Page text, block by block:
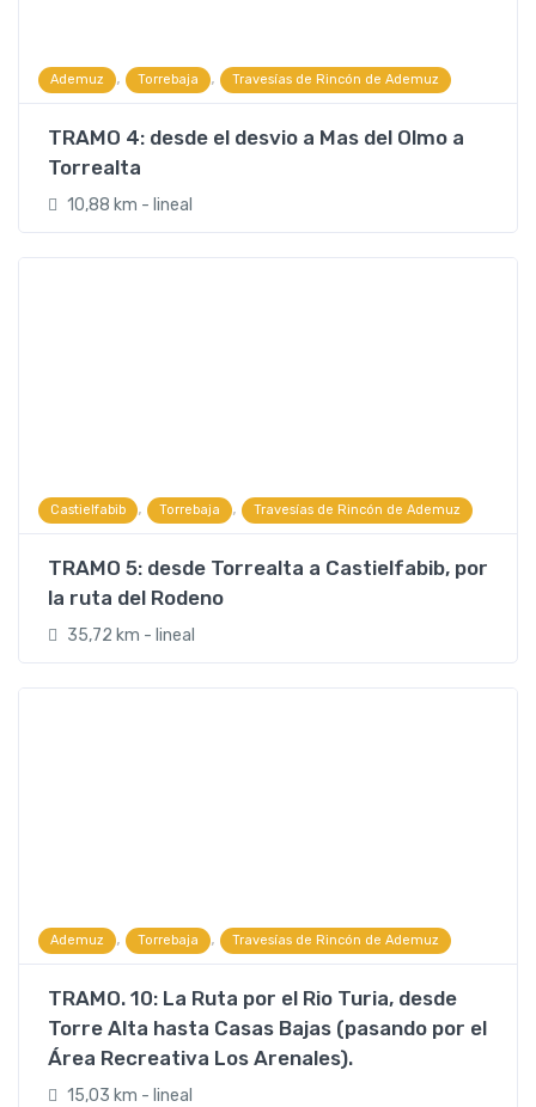
Ademuz , Torrebaja , Travesías de Rincón de Ademuz
TRAMO 4: desde el desvio a Mas del Olmo a
Torrealta
10,88 km - lineal
Castielfabib , Torrebaja , Travesías de Rincón de Ademuz
TRAMO 5: desde Torrealta a Castielfabib, por
la ruta del Rodeno
35,72 km - lineal
Ademuz , Torrebaja , Travesías de Rincón de Ademuz
TRAMO. 10: La Ruta por el Rio Turia, desde
Torre Alta hasta Casas Bajas (pasando por el
Área Recreativa Los Arenales).
15,03 km - lineal